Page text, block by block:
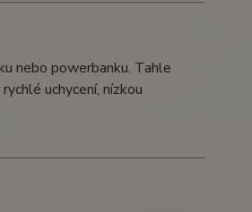
nebo powerbanku. Tahle
uchycení, nízkou